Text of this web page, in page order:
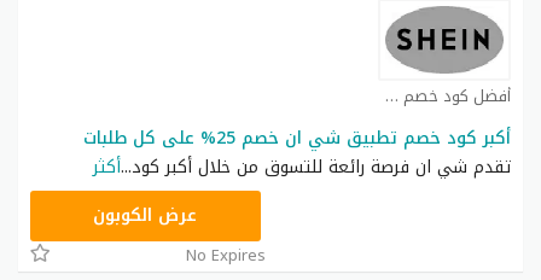
أفضل كود خصم شي ان كوبون
أكبر كود خصم تطبيق شي ان خصم 25% على كل طلبات
تقدم شي ان فرصة رائعة للتسوق من خلال أكبر كود...أكثر
عرض الكوبون
No Expires